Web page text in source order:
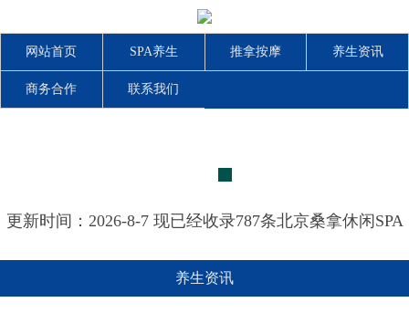
网站首页 SPA养生 推拿按摩 养生资讯
商务合作 联系我们
更新时间：2026-8-7 现已经收录787条北京桑拿休闲SPA
养生资讯